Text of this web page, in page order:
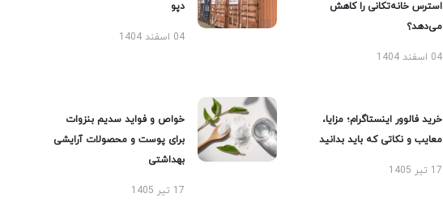
استرس خانه‌تکانی را کاهش
می‌دهد؟
04 اسفند 1404
دپو
04 اسفند 1404
خرید فالوور اینستاگرام؛ مزایا،
معایب و نکاتی که باید بدانید
17 تیر 1405
خواص و فواید سدیم بنزوات
برای پوست و محصولات آرایشی
بهداشتی
17 تیر 1405